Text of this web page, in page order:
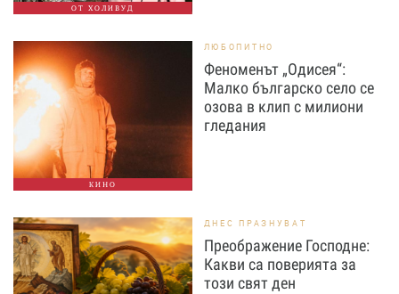
ОТ ХОЛИВУД
КИНО
ЛЮБОПИТНО
Феноменът „Одисея“:
Малко българско село се
озова в клип с милиони
гледания
ДНЕС ПРАЗНУВАТ
Преображение Господне:
Какви са поверията за
този свят ден